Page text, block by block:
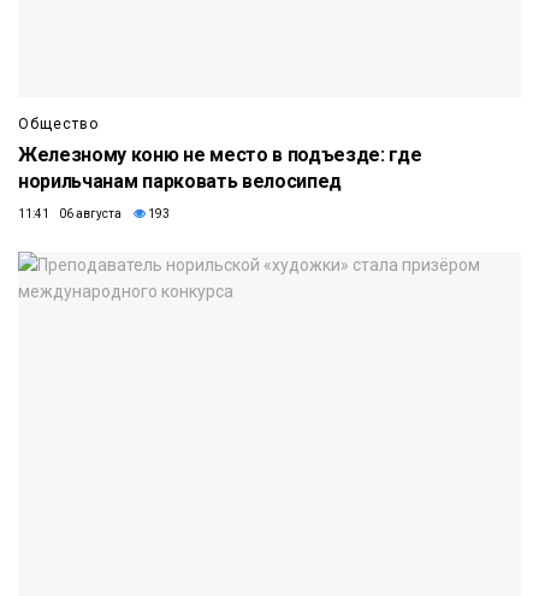
Общество
Железному коню не место в подъезде: где
норильчанам парковать велосипед
11:41 06 августа 193